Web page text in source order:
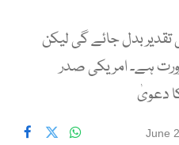
بدل جائے گی لیکن
ہے۔ امریکی صدر
دعویٰ
June